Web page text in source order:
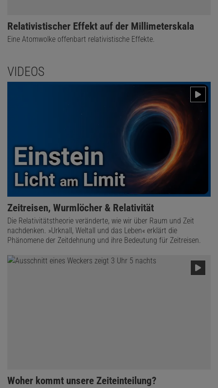
Relativistischer Effekt auf der Millimeterskala
Eine Atomwolke offenbart relativistische Effekte.
VIDEOS
Zeitreisen, Wurmlöcher & Relativität
Die Relativitätstheorie veränderte, wie wir über Raum und Zeit
nachdenken. »Urknall, Weltall und das Leben« erklärt die
Phänomene der Zeitdehnung und ihre Bedeutung für Zeitreisen.
Woher kommt unsere Zeiteinteilung?